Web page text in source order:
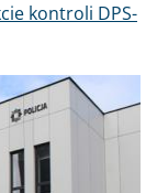
kontroli DPS-